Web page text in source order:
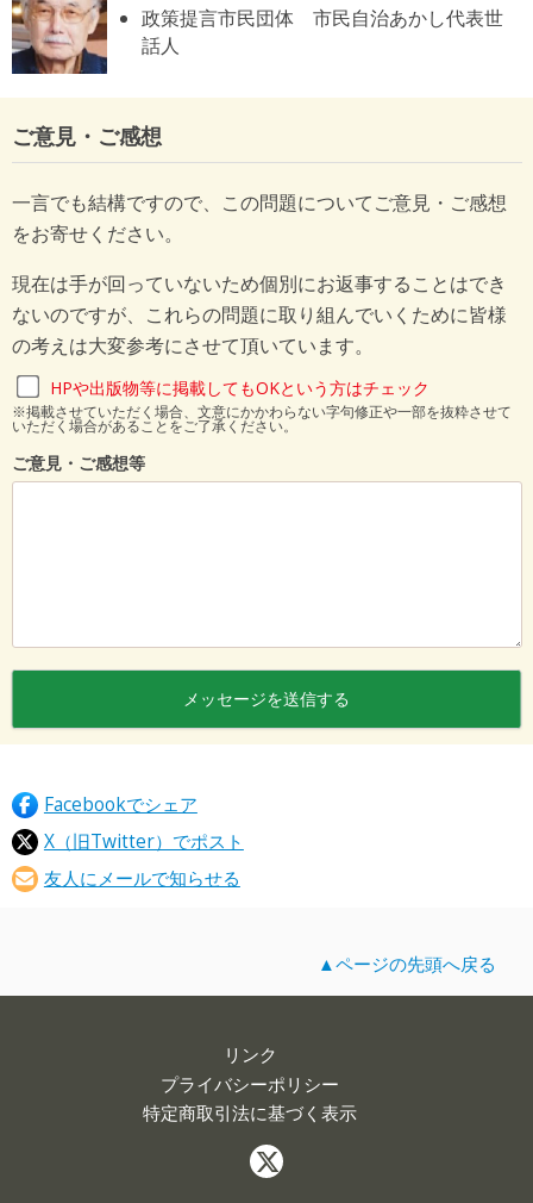
政策提言市民団体 市民自治あかし代表世
話人
ご意見・ご感想
一言でも結構ですので、この問題についてご意見・ご感想
をお寄せください。
現在は手が回っていないため個別にお返事することはでき
ないのですが、これらの問題に取り組んでいくために皆様
の考えは大変参考にさせて頂いています。
HPや出版物等に掲載してもOKという方はチェック
※掲載させていただく場合、文意にかかわらない字句修正や一部を抜粋させて
いただく場合があることをご了承ください。
ご意見・ご感想等
Facebookでシェア
X（旧Twitter）でポスト
友人にメールで知らせる
▲ページの先頭へ戻る
リンク
プライバシーポリシー
特定商取引法に基づく表示